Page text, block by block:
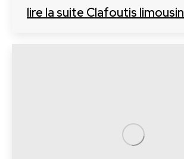
lire la suite Clafoutis limousin